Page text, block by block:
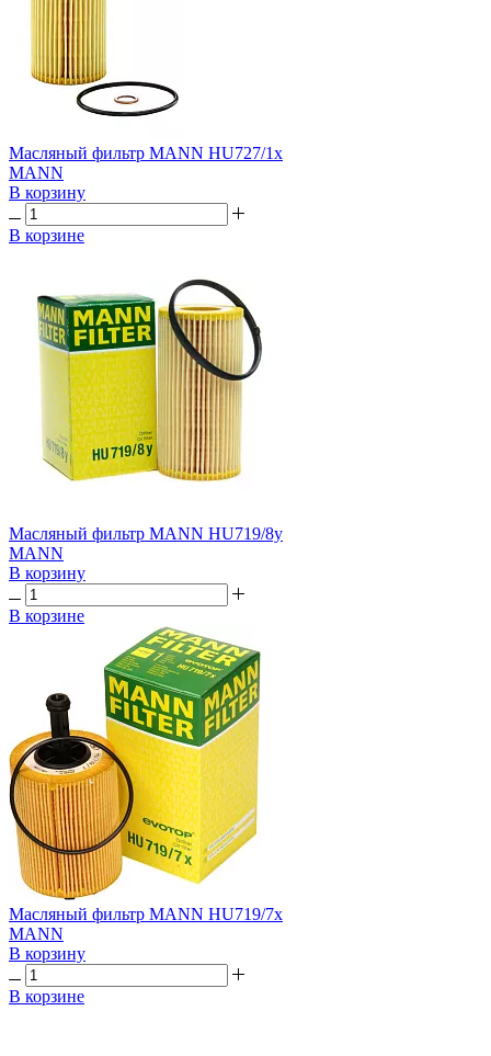
Масляный фильтр MANN HU727/1x
MANN
В корзину
В корзине
Масляный фильтр MANN HU719/8y
MANN
В корзину
В корзине
Масляный фильтр MANN HU719/7x
MANN
В корзину
В корзине